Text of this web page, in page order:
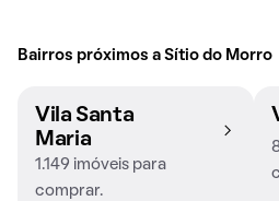
Bairros próximos a Sítio do Morro
Vila Santa
Maria
1.149 imóveis para
comprar.